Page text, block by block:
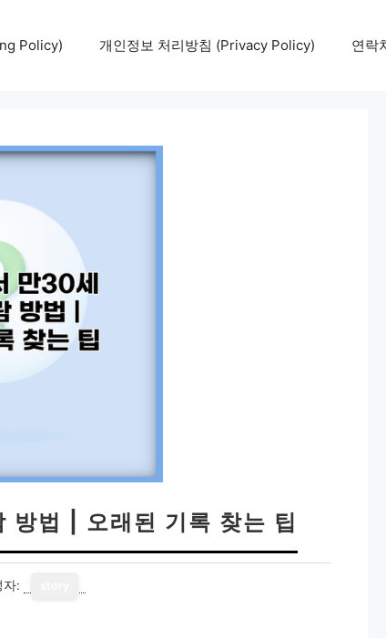
Policy) 개인정보 처리방침 (Privacy Policy) 연락
방법 | 오래된 기록 찾는 팁
자: